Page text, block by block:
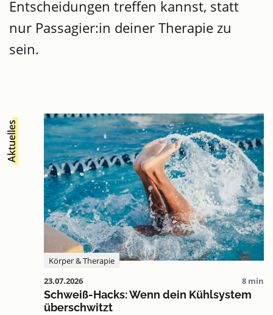
Entscheidungen treffen kannst, statt
nur Passagier:in deiner Therapie zu
sein.
Aktuelles
Körper & Therapie
23.07.2026
8 min
Schweiß-Hacks: Wenn dein Kühlsystem
überschwitzt